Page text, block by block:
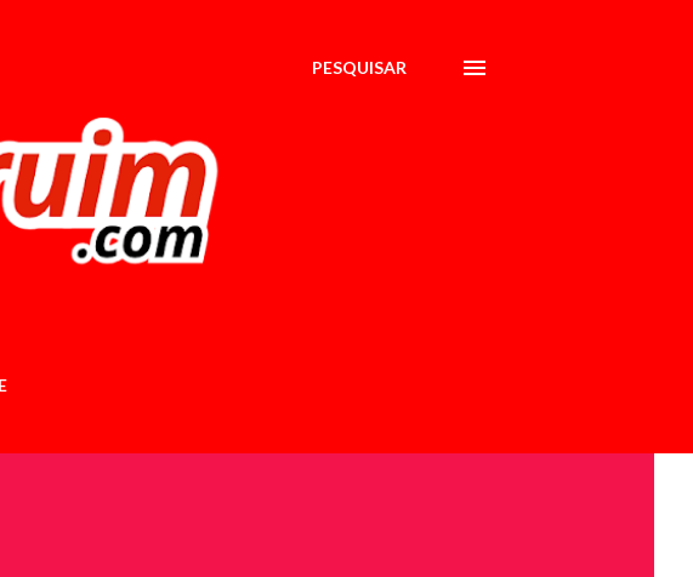
PESQUISAR